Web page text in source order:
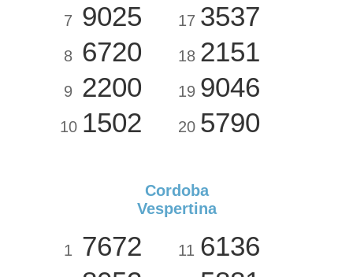
7 9025
8 6720
9 2200
10 1502
17 3537
18 2151
19 9046
20 5790
Cordoba
Vespertina
1 7672 11 6136